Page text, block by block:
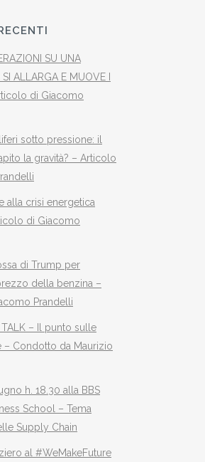
SU UNA
ALLARGA E MUOVE I
di Giacomo
sotto pressione: il
la gravità? – Articolo
alla crisi energetica
di Giacomo
di Trump per
della benzina –
Prandelli
TALK – Il punto sulle
– Condotto da Maurizio
h. 18.30 alla BBS
School – Tema
Supply Chain
al #WeMakeFuture